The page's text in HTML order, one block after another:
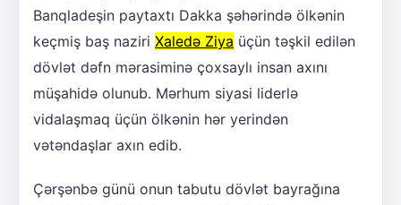
Banqladeşin paytaxtı Dakka şəhərində ölkənin
keçmiş baş naziri Xaledə Ziya üçün təşkil edilən
dövlət dəfn mərasiminə çoxsaylı insan axını
müşahidə olunub. Mərhum siyasi liderlə
vidalaşmaq üçün ölkənin hər yerindən
vətəndaşlar axın edib.
Çərşənbə günü onun tabutu dövlət bayrağına